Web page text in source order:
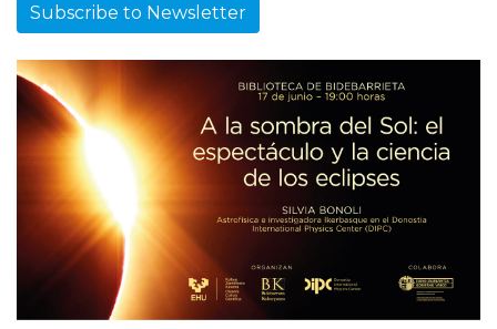
Subscribe to Newsletter